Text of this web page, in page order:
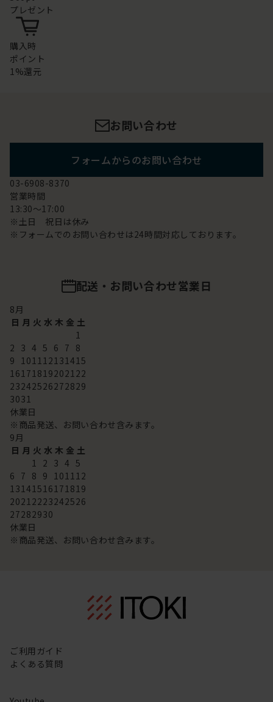
プレゼント
購入時
ポイント
1%還元
お問い合わせ
フォームからのお問い合わせ
03-6908-8370
営業時間
13:30～17:00
※土日 祝日は休み
※フォームでのお問い合わせは24時間対応しております。
配送・お問い合わせ営業日
8月
日 月 火 水 木 金 土
1
2 3 4 5 6 7 8
9 101112131415
16171819202122
23242526272829
3031
休業日
※商品発送、お問い合わせ含みます。
9月
日 月 火 水 木 金 土
1 2 3 4 5
6 7 8 9 101112
13141516171819
20212223242526
27282930
休業日
※商品発送、お問い合わせ含みます。
ご利用ガイド
よくある質問